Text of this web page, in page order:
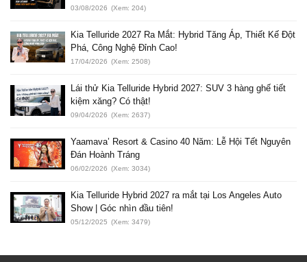
03/08/2026 (Xem: 204)
Kia Telluride 2027 Ra Mắt: Hybrid Tăng Áp, Thiết Kế Đột
Phá, Công Nghệ Đỉnh Cao!
17/04/2026 (Xem: 2508)
Lái thử Kia Telluride Hybrid 2027: SUV 3 hàng ghế tiết
kiệm xăng? Có thật!
09/04/2026 (Xem: 2637)
Yaamava’ Resort & Casino 40 Năm: Lễ Hội Tết Nguyên
Đán Hoành Tráng
06/02/2026 (Xem: 3034)
Kia Telluride Hybrid 2027 ra mắt tại Los Angeles Auto
Show | Góc nhìn đầu tiên!
05/12/2025 (Xem: 3479)